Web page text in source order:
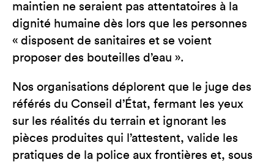
maintien ne seraient pas attentatoires à la
dignité humaine dès lors que les personnes
« disposent de sanitaires et se voient
proposer des bouteilles d’eau ».
Nos organisations déplorent que le juge des
référés du Conseil d’État, fermant les yeux
sur les réalités du terrain et ignorant les
pièces produites qui l’attestent, valide les
pratiques de la police aux frontières et, sous